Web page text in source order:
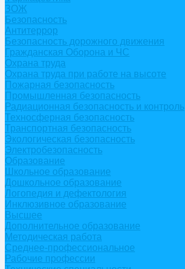
ЗОЖ
Безопасность
Антитеррор
Безопасность дорожного движения
Гражданская Оборона и ЧС
Охрана труда
Охрана труда при работе на высоте
Пожарная безопасность
Промышленная безопасность
Радиационная безопасность и контроль
Техносферная безопасность
Транспортная безопасность
Экологическая безопасность
Электробезопасность
Образование
Школьное образование
Дошкольное образование
Логопедия и дефектология
Инклюзивное образование
Высшее
Дополнительное образование
Методическая работа
Среднее-профессиональное
Рабочие профессии